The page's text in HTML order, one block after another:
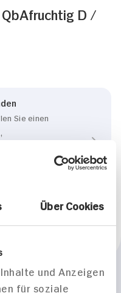
Über Cookies
und Anzeigen
für soziale
D /
Sie einen